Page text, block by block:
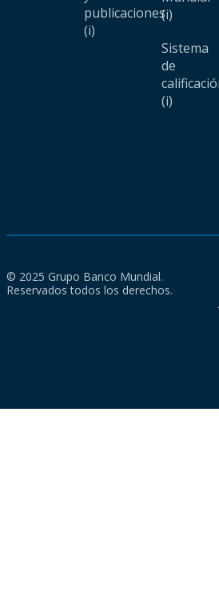
publicaciones
(i)
(i)
Sistema
de
(i)
© 2025 Grupo Banco Mundial.
Reservados todos los derechos.